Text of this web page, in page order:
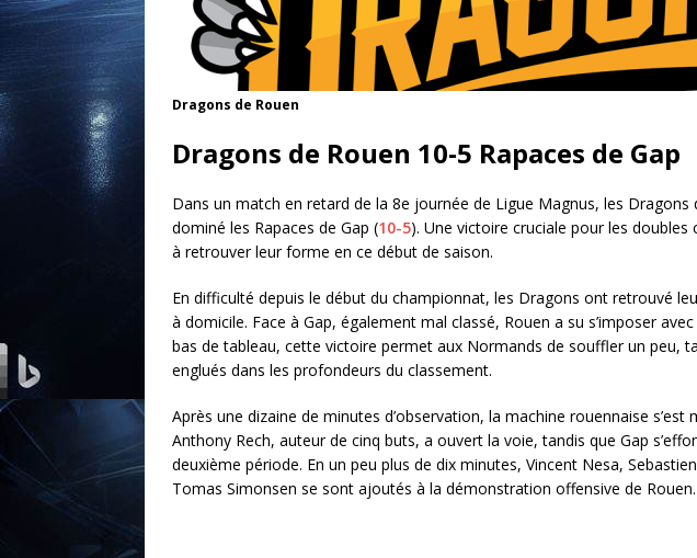
Dragons de Rouen
Dragons de Rouen 10-5 Rapaces de Gap
Dans un match en retard de la 8e journée de Ligue Magnus, les
dominé les Rapaces de Gap (10-5). Une victoire cruciale pour les
à retrouver leur forme en ce début de saison.
En difficulté depuis le début du championnat, les Dragons ont retrouvé
à domicile. Face à Gap, également mal classé, Rouen a su s’imposer
bas de tableau, cette victoire permet aux Normands de souffler un peu,
englués dans les profondeurs du classement.
Après une dizaine de minutes d’observation, la machine rouennaise s’est
Anthony Rech, auteur de cinq buts, a ouvert la voie, tandis que Gap
deuxième période. En un peu plus de dix minutes, Vincent Nesa,
Tomas Simonsen se sont ajoutés à la démonstration offensive de Rouen.